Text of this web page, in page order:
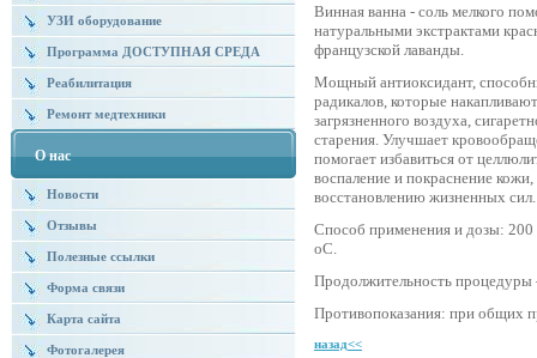
УЗИ оборудование
Программа ДОСТУПНАЯ СРЕДА
Реабилитация
Ремонт медтехники
О нас
Новости
Отзывы
Полезные ссылки
Форма связи
Карта сайта
Фотогалерея
Винная ванна - соль мелкого
натуральными экстрактами
французской лаванды.
Мощный антиоксидант,
радикалов, которые
загрязненного воздуха,
старения. Улучшает
помогает избавиться от
воспаление и покраснение
восстановлению жизненных сил.
Способ применения и дозы: 200
оС.
Продолжительность процедуры
Противопоказания: при общих
назад<<